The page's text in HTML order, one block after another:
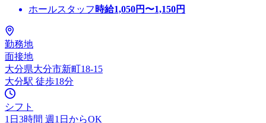
ホールスタッフ 時給1,050円〜1,150円
勤務地
面接地
大分県大分市新町18-15
大分駅 徒歩18分
シフト
1日3時間 週1日からOK